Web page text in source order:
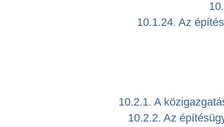
10.1.24. Az
10.2.1. A
10.2.2. Az